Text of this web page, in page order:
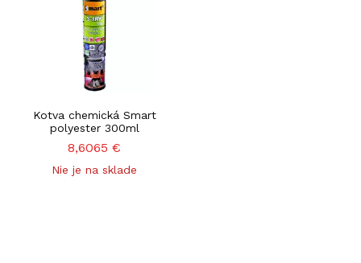
Kotva chemická Smart
polyester 300ml
8,6065 €
Nie je na sklade